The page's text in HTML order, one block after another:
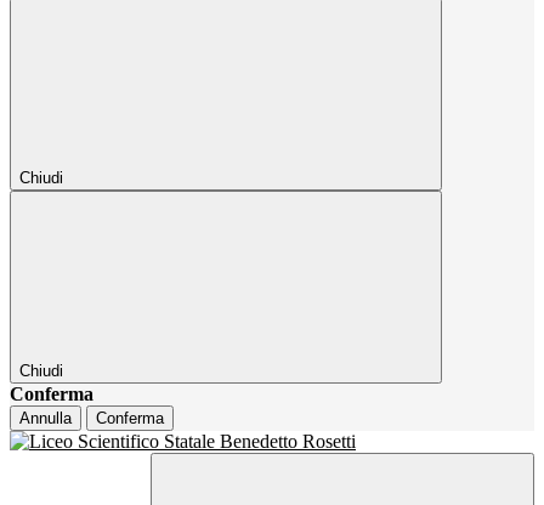
Chiudi
Chiudi
Conferma
Annulla Conferma